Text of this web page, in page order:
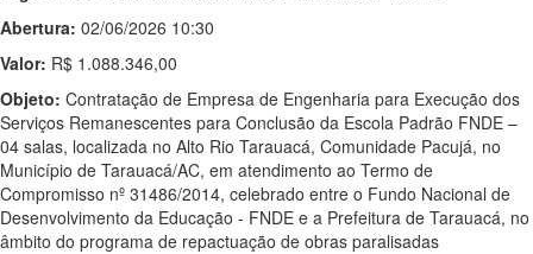
Abertura: 02/06/2026 10:30
Valor: R$ 1.088.346,00
Objeto: Contratação de Empresa de Engenharia para Execução dos
Serviços Remanescentes para Conclusão da Escola Padrão FNDE –
04 salas, localizada no Alto Rio Tarauacá, Comunidade Pacujá, no
Município de Tarauacá/AC, em atendimento ao Termo de
Compromisso nº 31486/2014, celebrado entre o Fundo Nacional de
Desenvolvimento da Educação - FNDE e a Prefeitura de Tarauacá, no
âmbito do programa de repactuação de obras paralisadas